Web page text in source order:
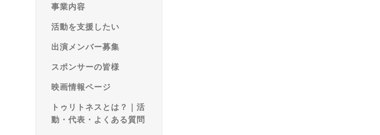
事業内容
活動を支援したい
出演メンバー募集
スポンサーの皆様
映画情報ページ
トゥリトネスとは？｜活
動・代表・よくある質問